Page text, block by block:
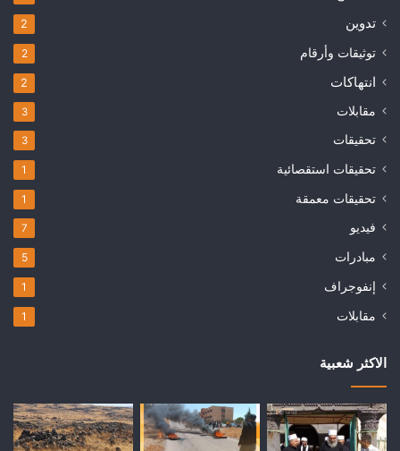
تدوين 2
توثيقات وأرقام 2
انتهاكات 2
مقابلات 3
تحقيقات 3
تحقيقات استقصائية 1
تحقيقات معمقة 1
فيديو 7
مبادرات 5
إنفوجراف 1
مقابلات 1
الاكثر شعبية